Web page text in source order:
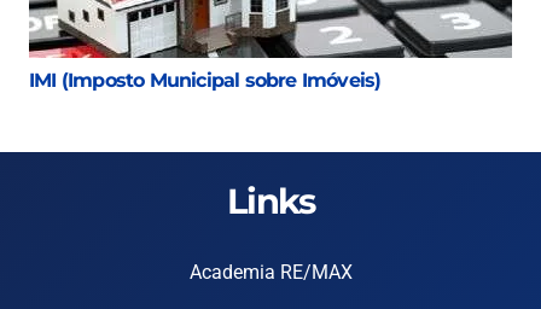
IMI (Imposto Municipal sobre Imóveis)
Links
Academia RE/MAX